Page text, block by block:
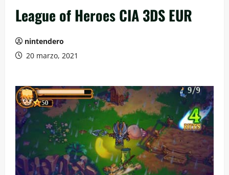
League of Heroes CIA 3DS EUR
nintendero
20 marzo, 2021